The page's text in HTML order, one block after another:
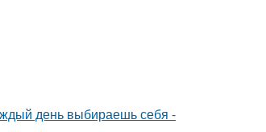
день выбираешь себя -